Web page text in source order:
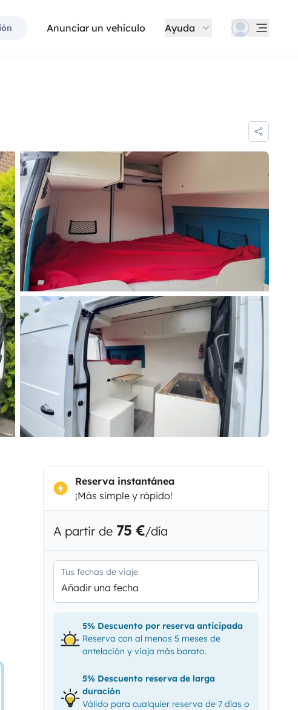
Anunciar un vehículo Ayuda
Reserva instantánea
¡Más simple y rápido!
A partir de 75 €/día
Tus fechas de viaje
Añadir una fecha
5% Descuento por reserva anticipada
Reserva con al menos 5 meses de
antelación y viaja más barato.
5% Descuento reserva de larga
duración
Válido para cualquier reserva de 7 días o